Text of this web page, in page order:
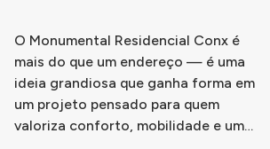
O Monumental Residencial Conx é
mais do que um endereço — é uma
ideia grandiosa que ganha forma em
um projeto pensado para quem
valoriza conforto, mobilidade e um